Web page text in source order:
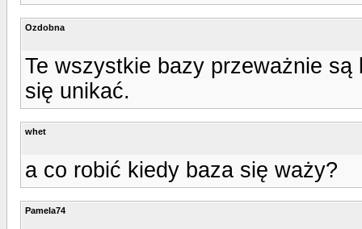
Ozdobna
Te wszystkie bazy przeważnie
się unikać.
whet
a co robić kiedy baza się waży?
Pamela74